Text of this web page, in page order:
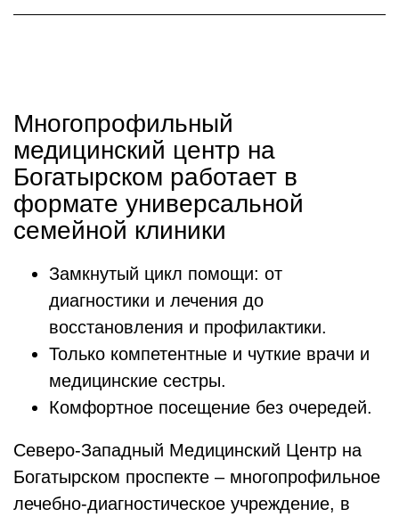
Многопрофильный
медицинский центр на
Богатырском работает в
формате универсальной
семейной клиники
Замкнутый цикл помощи: от
диагностики и лечения до
восстановления и профилактики.
Только компетентные и чуткие врачи и
медицинские сестры.
Комфортное посещение без очередей.
Северо-Западный Медицинский Центр на
Богатырском проспекте – многопрофильное
лечебно-диагностическое учреждение, в